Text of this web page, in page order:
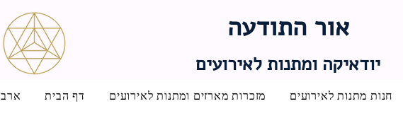
אור התודעה
יודאיקה ומתנות לאירועים
דף הבית מזכרות מארזים ומתנות לאירועים חנות מתנות לאירועים